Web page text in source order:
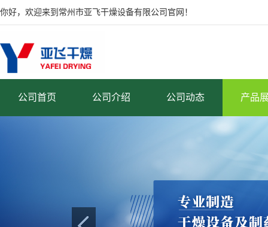
你好，欢迎来到常州市亚飞干燥设备有限公司官网！
公司首页 公司介绍 公司动态 产品